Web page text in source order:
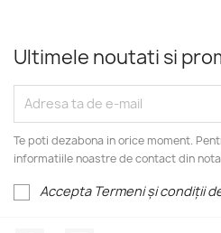
Ultimele noutati si
Te poti dezabona in orice moment.
informatiile noastre de contact din
Accepta Termeni și condiții